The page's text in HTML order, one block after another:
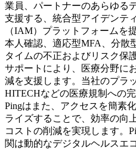
業員、パートナーのあらゆる
支援する、統合型アイデンテ
（IAM）プラットフォームを
本人確認、適応型MFA、分散
タイムの不正およびリスク保
サポートにより、医療分野に
減を支援します。当社のプラ
HITECHなどの医療規制への
Pingはまた、アクセスを簡素
ライズすることで、効率の向
コストの削減を実現します。
関は動的なデジタルヘルスエ